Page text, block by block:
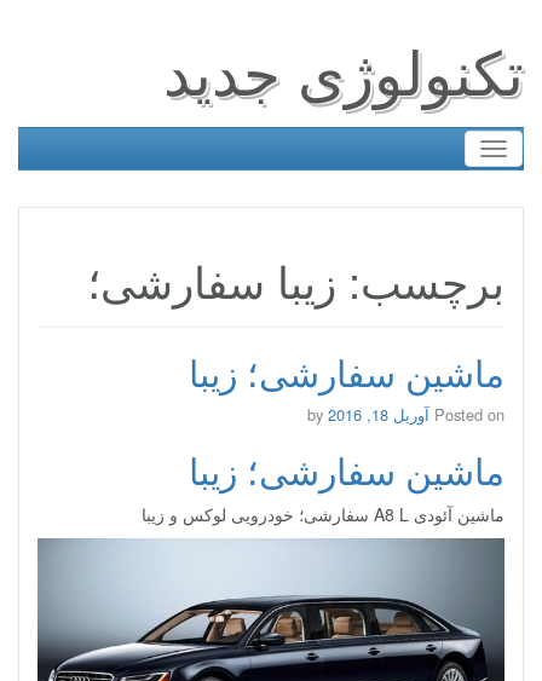
تکنولوژی جدید
Toggle
navigation
برچسب: زیبا سفارشی؛
ماشین سفارشی؛ زیبا
Posted on آوریل 18, 2016
ماشین سفارشی؛ زیبا
ماشین آئودی A8 L سفارشی؛ خودرویی لوکس و زیبا